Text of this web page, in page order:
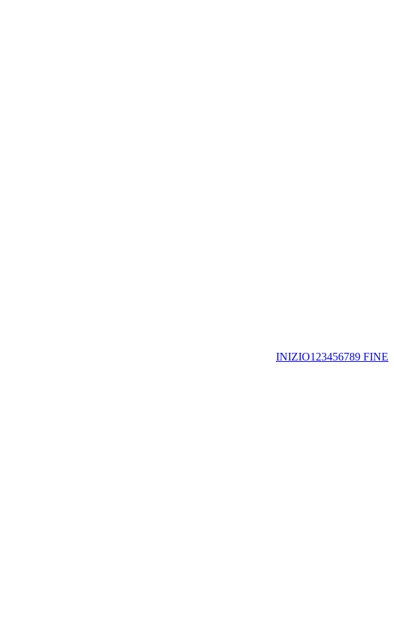
INIZIO1 23456789 FINE